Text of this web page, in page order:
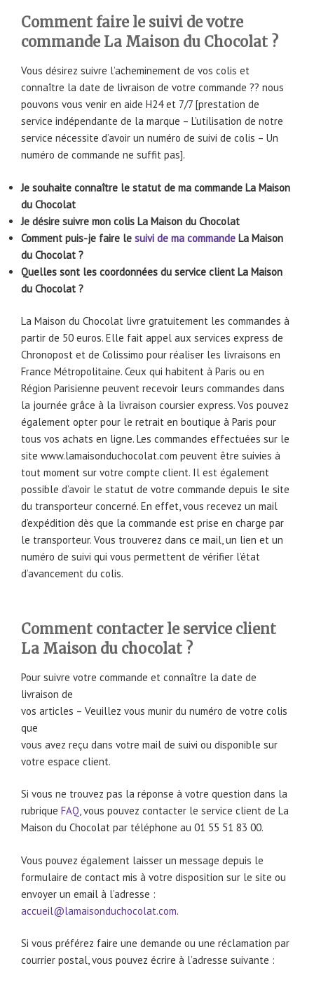
Comment faire le suivi de votre
commande La Maison du Chocolat ?
Vous désirez suivre l’acheminement de vos colis et
connaître la date de livraison de votre commande ?? nous
pouvons vous venir en aide H24 et 7/7 [prestation de
service indépendante de la marque – L’utilisation de notre
service nécessite d’avoir un numéro de suivi de colis – Un
numéro de commande ne suffit pas].
Je souhaite connaître le statut de ma commande La Maison
du Chocolat
Je désire suivre mon colis La Maison du Chocolat
Comment puis-je faire le suivi de ma commande La Maison
du Chocolat ?
Quelles sont les coordonnées du service client La Maison
du Chocolat ?
La Maison du Chocolat livre gratuitement les commandes à
partir de 50 euros. Elle fait appel aux services express de
Chronopost et de Colissimo pour réaliser les livraisons en
France Métropolitaine. Ceux qui habitent à Paris ou en
Région Parisienne peuvent recevoir leurs commandes dans
la journée grâce à la livraison coursier express. Vos pouvez
également opter pour le retrait en boutique à Paris pour
tous vos achats en ligne. Les commandes effectuées sur le
site www.lamaisonduchocolat.com peuvent être suivies à
tout moment sur votre compte client. Il est également
possible d’avoir le statut de votre commande depuis le site
du transporteur concerné. En effet, vous recevez un mail
d’expédition dès que la commande est prise en charge par
le transporteur. Vous trouverez dans ce mail, un lien et un
numéro de suivi qui vous permettent de vérifier l’état
d’avancement du colis.
Comment contacter le service client
La Maison du chocolat ?
Pour suivre votre commande et connaître la date de
livraison de
vos articles – Veuillez vous munir du numéro de votre colis
que
vous avez reçu dans votre mail de suivi ou disponible sur
votre espace client.
Si vous ne trouvez pas la réponse à votre question dans la
rubrique FAQ, vous pouvez contacter le service client de La
Maison du Chocolat par téléphone au 01 55 51 83 00.
Vous pouvez également laisser un message depuis le
formulaire de contact mis à votre disposition sur le site ou
envoyer un email à l’adresse :
accueil@lamaisonduchocolat.com.
Si vous préférez faire une demande ou une réclamation par
courrier postal, vous pouvez écrire à l’adresse suivante :